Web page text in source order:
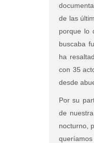
de las
porque lo
buscaba
ha
con 35
desde
Por su
de
nocturno,